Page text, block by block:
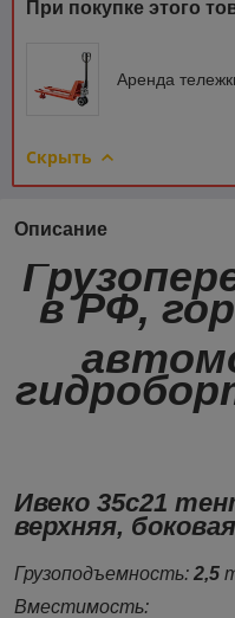
При покупке этого
Аренда
Скрыть
Описание
в РФ,
Ивеко 35с21
верхняя,
Грузоподъемность: 2,5
Вместимость: